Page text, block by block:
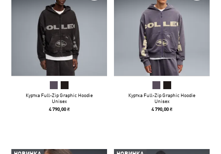
Куртка Full-Zip Graphic Hoodie
Unisex
4 790,00 ₴
Куртка Full-Zip Graphic Hoodie
Unisex
4 790,00 ₴